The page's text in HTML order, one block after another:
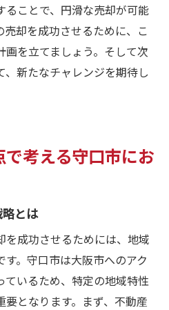
ることで、円滑な売却が可能
売却を成功させるために、こ
を立てましょう。そして次
新たなチャレンジを期待し
考える守口市にお
とは
成功させるためには、地域
。守口市は大阪市へのアク
いるため、特定の地域特性
となります。まず、不動産